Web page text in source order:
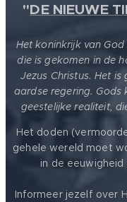
"DE NIEUWE
Het koninkrijk van
die is gekomen in de
Jezus Christus. Het
aardse regering. Gods
geestelijke realiteit,
Het doden
gehele wereld moet
in de
Informeer jezelf over